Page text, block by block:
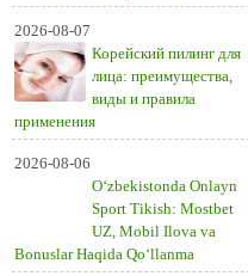
2026-08-07
Корейский пилинг для
лица: преимущества,
виды и правила
применения
2026-08-06
O‘zbekistonda Onlayn
Sport Tikish: Mostbet
UZ, Mobil Ilova va
Bonuslar Haqida Qo‘llanma